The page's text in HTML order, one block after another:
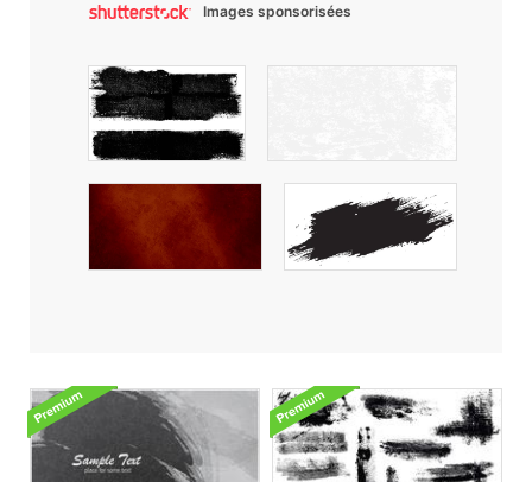
Images sponsorisées